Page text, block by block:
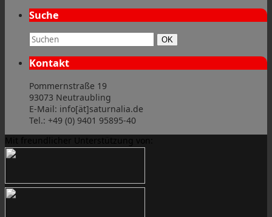
Suche
Suchbegriff: Suchen
OK
Kontakt
Pommernstraße 19
93073 Neutraubling
E-Mail: info[ät]saturnalia.de
Tel.: +49 (0) 9401 95895-40